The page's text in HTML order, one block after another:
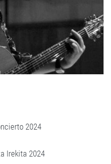
2024
Irekita 2024